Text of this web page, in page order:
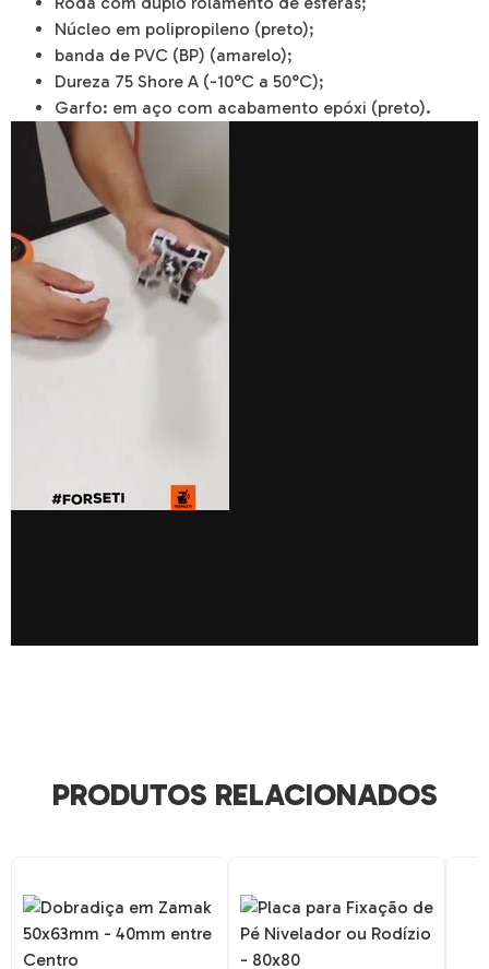
Núcleo em polipropileno (preto);
banda de PVC (BP) (amarelo);
Dureza 75 Shore A (-10°C a 50°C);
Garfo: em aço com acabamento epóxi (preto).
PRODUTOS RELACIONADOS